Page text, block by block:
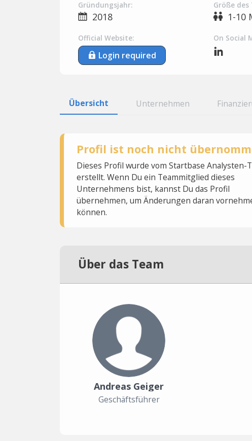
Gründungsjahr:
2018
Größe des
1-10
Official Website:
Login required
On Social
Übersicht Unternehmen
Profil ist noch nicht
Dieses Profil wurde vom Startbase Analysten-
erstellt. Wenn Du ein Teammitglied dieses
Unternehmens bist, kannst Du das Profil
übernehmen, um Änderungen daran
können.
Über das Team
Andreas Geiger
Geschäftsführer